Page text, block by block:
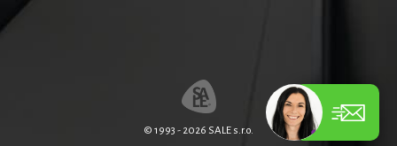
© 1993 - 2026 SALE s.r.o.